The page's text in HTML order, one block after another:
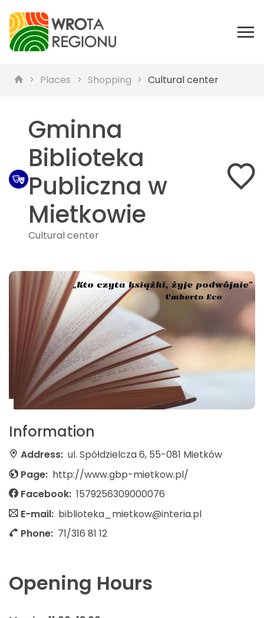
Places Shopping Cultural center
Gminna
Biblioteka
Publiczna w
Mietkowie
Cultural center
Information
Address: ul. Spółdzielcza 6, 55-081 Mietków
Page: http://www.gbp-mietkow.pl/
Facebook: 1579256309000076
E-mail: biblioteka_mietkow@interia.pl
Phone: 71/316 81 12
Opening Hours